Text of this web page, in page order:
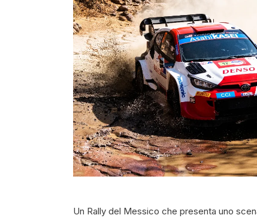
Un Rally del Messico che presenta uno